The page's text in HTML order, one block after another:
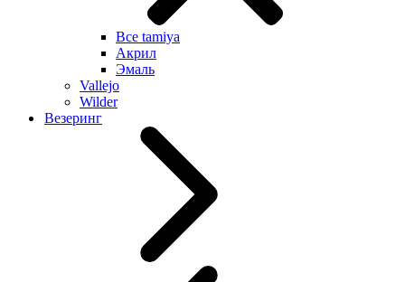
Все tamiya
Акрил
Эмаль
Vallejo
Wilder
Везеринг